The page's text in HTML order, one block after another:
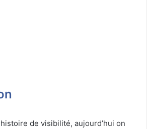
de visibilité, aujourd’hui on